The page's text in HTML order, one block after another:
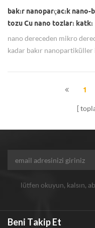
bakır nanoparçacık nano-
tozu Cu nano tozları katkı
nano dereceden mikro
kadar bakır nanopartiküller
1
lütfen okuyun, kalsın,
Beni Takip Et